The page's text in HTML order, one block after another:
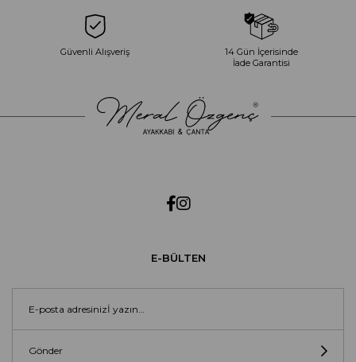
Güvenli Alışveriş
14 Gün İçerisinde
İade Garantisi
E-BÜLTEN
Gönder